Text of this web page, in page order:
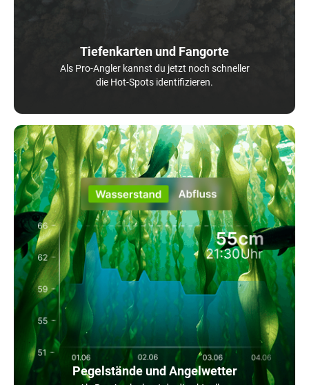
Tiefenkarten und Fangorte
Als Pro-Angler kannst du jetzt noch schneller
die Hot-Spots identifizieren.
Pegelstände und Angelwetter